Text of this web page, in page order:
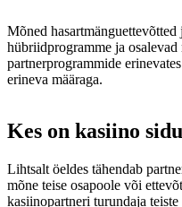
Mõned
hübriidprogramme ja
partnerprogrammide
erineva määraga.
Kes on kasiino
Lihtsalt öeldes tähendab
mõne teise osapoole või
kasiinopartneri turundaja